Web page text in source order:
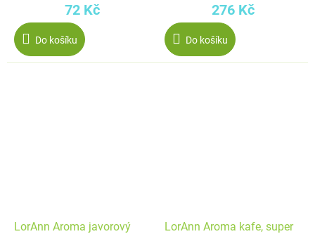
72 Kč
Do košíku
276 Kč
Do košíku
LorAnn Aroma javorový
LorAnn Aroma kafe, super